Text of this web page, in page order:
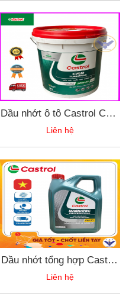
Dầu nhớt ô tô Castrol CRB
Turbomax 20W-50 API CI-
Liên hệ
Dầu nhớt tổng hợp Castrol
Magnatec Professional A5
Liên hệ